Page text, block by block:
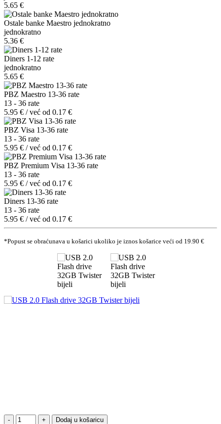
5.65 €
Ostale banke Maestro jednokratno
jednokratno
5.36 €
Diners 1-12 rate
jednokratno
5.65 €
PBZ Maestro 13-36 rate
13 - 36 rate
5.95 € / već od 0.17 €
PBZ Visa 13-36 rate
13 - 36 rate
5.95 € / već od 0.17 €
PBZ Premium Visa 13-36 rate
13 - 36 rate
5.95 € / već od 0.17 €
Diners 13-36 rate
13 - 36 rate
5.95 € / već od 0.17 €
*Popust se obraćunava u košarici ukoliko je iznos košarice veći od 19.90 €
Dodaj u košaricu